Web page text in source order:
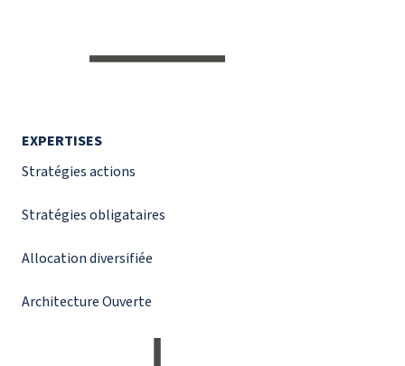
EXPERTISES
Stratégies actions
Stratégies obligataires
Allocation diversifiée
Architecture Ouverte